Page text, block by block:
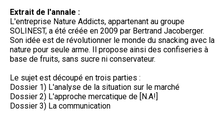
Extrait de l'annale :
L'entreprise Nature Addicts, appartenant au groupe
SOLINEST, a été créée en 2009 par Bertrand Jacoberger.
Son idée est de révolutionner le monde du snacking avec la
nature pour seule arme. Il propose ainsi des confiseries à
base de fruits, sans sucre ni conservateur.
Le sujet est découpé en trois parties :
Dossier 1) L'analyse de la situation sur le marché
Dossier 2) L'approche mercatique de [N.A!]
Dossier 3) La communication